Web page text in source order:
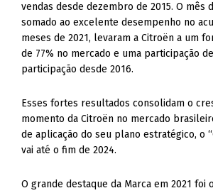
vendas desde dezembro de 2015. O mês
somado ao excelente desempenho no
meses de 2021, levaram a Citroën a um
de 77% no mercado e uma participação
participação desde 2016.
Esses fortes resultados consolidam o
momento da Citroën no mercado
de aplicação do seu plano estratégico, o
vai até o fim de 2024.
O grande destaque da Marca em 2021 foi o